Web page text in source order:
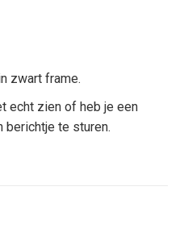
zwart frame.
echt zien of heb je een
berichtje te sturen.